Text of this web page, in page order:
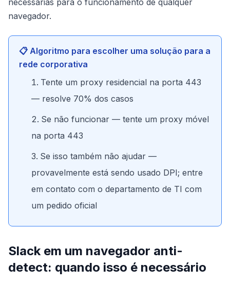
navegador.
📋 Algoritmo para escolher uma solução para a
rede corporativa
Tente um proxy residencial na porta 443
— resolve 70% dos casos
Se não funcionar — tente um proxy móvel
na porta 443
Se isso também não ajudar —
provavelmente está sendo usado DPI; entre
em contato com o departamento de TI com
um pedido oficial
Slack em um navegador anti-
detect: quando isso é necessário